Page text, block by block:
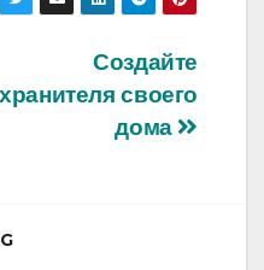
Создайте
хранителя своего
дома